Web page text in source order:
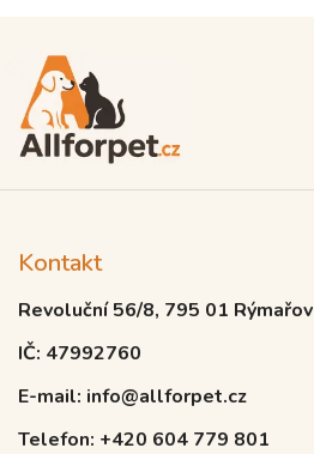
Kontakt
Revoluční 56/8, 795 01 Rýmařov
IČ: 47992760
E-mail: info@allforpet.cz
Telefon: +420 604 779 801